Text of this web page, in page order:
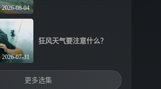
2026-08-04
2026-07-31
狂风天气要注意什么？
更多选集